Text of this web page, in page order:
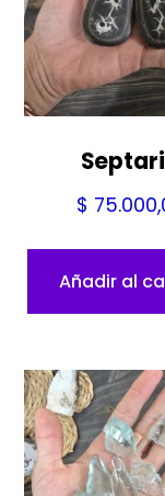
$
Añadir al